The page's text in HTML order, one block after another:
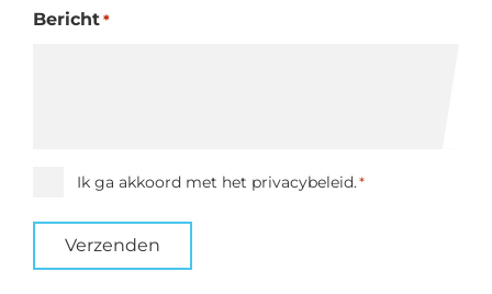
Bericht *
Instemming
Ik ga akkoord met het privacybeleid.*
Verzenden